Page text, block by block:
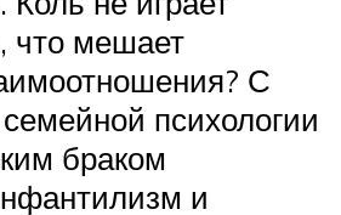
что мешает
С
психологии
браком
и